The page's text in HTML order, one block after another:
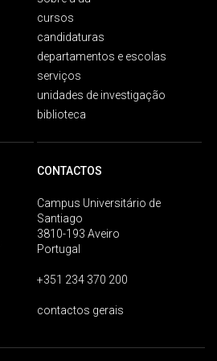
cursos
candidaturas
departamentos e escolas
serviços
unidades de investigação
biblioteca
CONTACTOS
Campus Universitário de
Santiago
3810-193 Aveiro
Portugal
+351 234 370 200
contactos gerais